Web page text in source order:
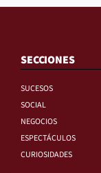
SECCIONES
SUCESOS
SOCIAL
NEGOCIOS
ESPECTÁCULOS
CURIOSIDADES